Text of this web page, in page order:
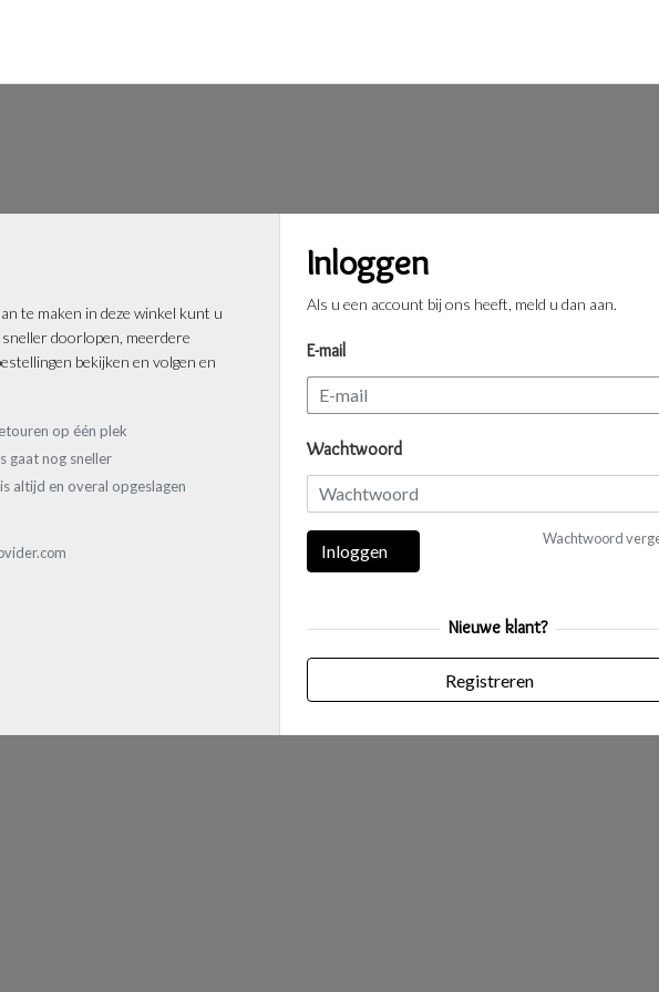
te maken in deze winkel kunt u
doorlopen, meerdere
bekijken en volgen en
op één plek
gaat nog sneller
altijd en overal opgeslagen
Inloggen
Als u een account bij ons heeft, meld u dan aan.
E-mail
Wachtwoord
Wachtwoord
Inloggen
Nieuwe klant?
Registreren